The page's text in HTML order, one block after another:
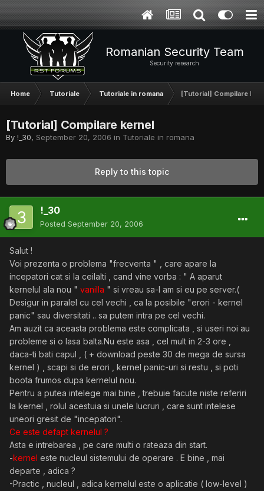
Romanian Security Team
Security research
Home Tutoriale Tutoriale in romana [Tutorial] Compilare
[Tutorial] Compilare kernel
By !_30, September 20, 2006 in Tutoriale in romana
Reply to this topic
!_30
Posted September 20, 2006
Salut !
Voi prezenta o problema "frecventa " , care apare la
incepatori cat si la ceilalti , cand vine vorba : " A aparut
kernelul ala nou " vanilla " si vreau sa-l am si eu pe server.(
Desigur in paralel cu cel vechi , ca la posibile "erori - kernel
panic" sau diversitati .. sa putem intra pe cel vechi.
Am auzit ca aceasta problema este complicata , si useri noi au
probleme si o lasa balta.Nu este asa , cel mult in 2-3 ore ,
daca-ti bati capul , ( + download peste 30 de mega de sursa
kernel ) , scapi si de erori , kernel panic-uri si restu , si poti
boota frumos dupa kernelul nou.
Pentru a putea intelege mai bine , trebuie facute niste referiri
la kernel , rolul acestuia si unele lucruri , care sunt intelese
uneori gresit de "incepatori".
Ce este defapt kernelul ?
Asta e intrebarea , pe care multi o rateaza din start.
-kernel este nucleul sistemului de operare . E bine , mai
departe , adica ?
-Practic , nucleul , adica kernelul este o aplicatie ( low-level )